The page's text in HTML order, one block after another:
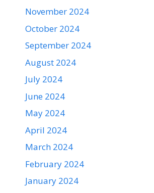
November 2024
October 2024
September 2024
August 2024
July 2024
June 2024
May 2024
April 2024
March 2024
February 2024
January 2024